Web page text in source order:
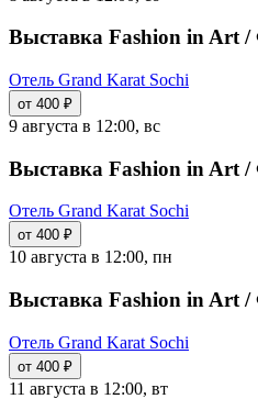
Выставка Fashion in Art
Отель Grand Karat Sochi
от 400 ₽
9 августа в 12:00, вс
Выставка Fashion in Art
Отель Grand Karat Sochi
от 400 ₽
10 августа в 12:00, пн
Выставка Fashion in Art
Отель Grand Karat Sochi
от 400 ₽
11 августа в 12:00, вт